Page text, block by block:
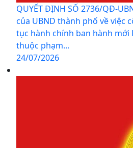
QUYẾT ĐỊNH SỐ 2736/QĐ-
của UBND thành phố về việc
tục hành chính ban hành mới
thuộc phạm...
24/07/2026